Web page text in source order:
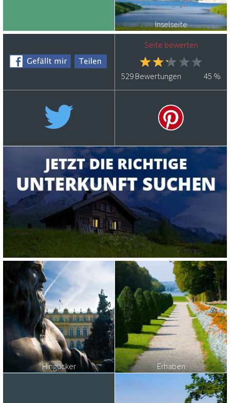
Inselseite
Seite bewerten
529Bewertungen 45 %
Hingucker Erhaben